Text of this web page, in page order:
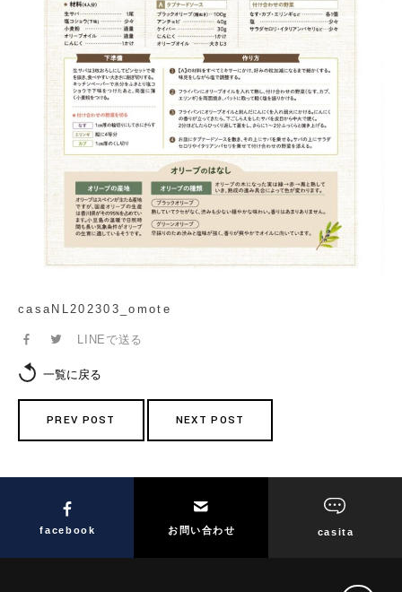
casaNL202303_omote
LINEで送る
一覧に戻る
PREV POST NEXT POST
facebook お問い合わせ casita